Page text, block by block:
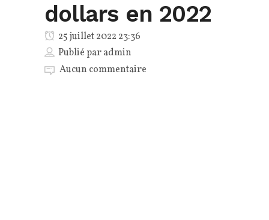
dollars en 2022
25 juillet 2022 23:36
Publié paradmin
Aucun commentaire